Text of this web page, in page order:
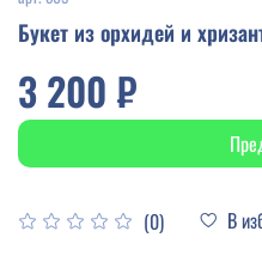
Букет из орхидей и
(0) В
3 200 ₽